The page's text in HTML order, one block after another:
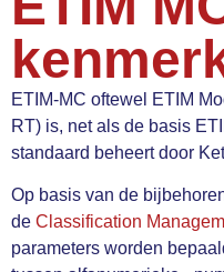
ETIM-MC oftewel ETIM
RT) is, net als de basis
standaard beheert door
Op basis van de
de Classification
parameters worden